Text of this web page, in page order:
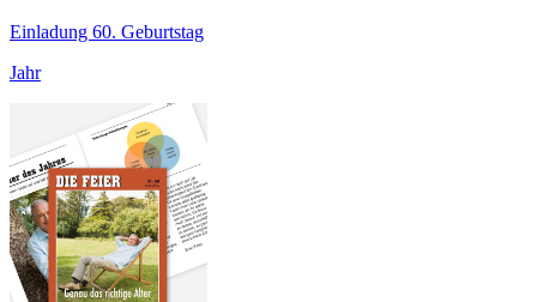
Einladung 60. Geburtstag
Jahr